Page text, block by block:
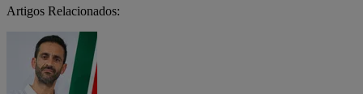
Artigos Relacionados: